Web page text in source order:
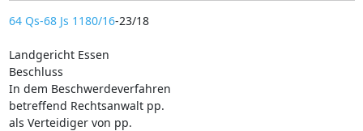
64 Qs-68 Js 1180/16-23/18
Landgericht Essen
Beschluss
In dem Beschwerdeverfahren
betreffend Rechtsanwalt pp.
als Verteidiger von pp.